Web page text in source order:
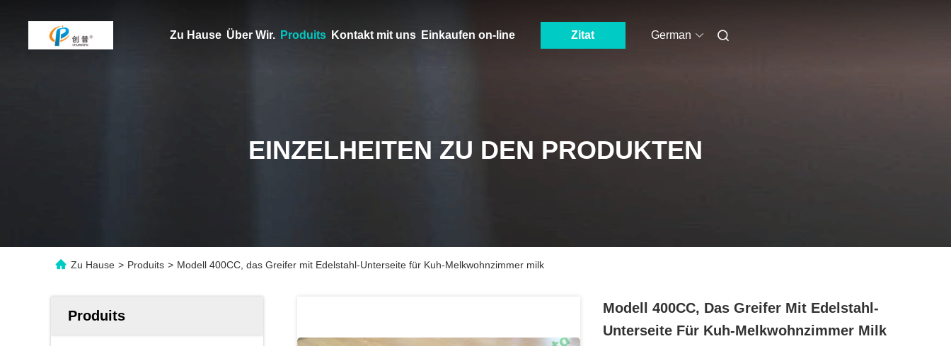
Zu Hause Über Wir. Produits Kontakt mit uns Einkaufen on-line Zitat German
EINZELHEITEN ZU DEN PRODUKTEN
Zu Hause > Produits > Modell 400CC, das Greifer mit Edelstahl-Unterseite für Kuh-Melkwohnzimmer milk
Produits
Modell 400CC, Das Greifer Mit Edelstahl-
Unterseite Für Kuh-Melkwohnzimmer Milk